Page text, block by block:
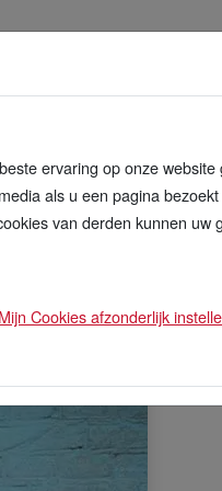
ervaring op onze website
als u een pagina
van derden kunnen uw
Mijn Cookies afzonderlijk